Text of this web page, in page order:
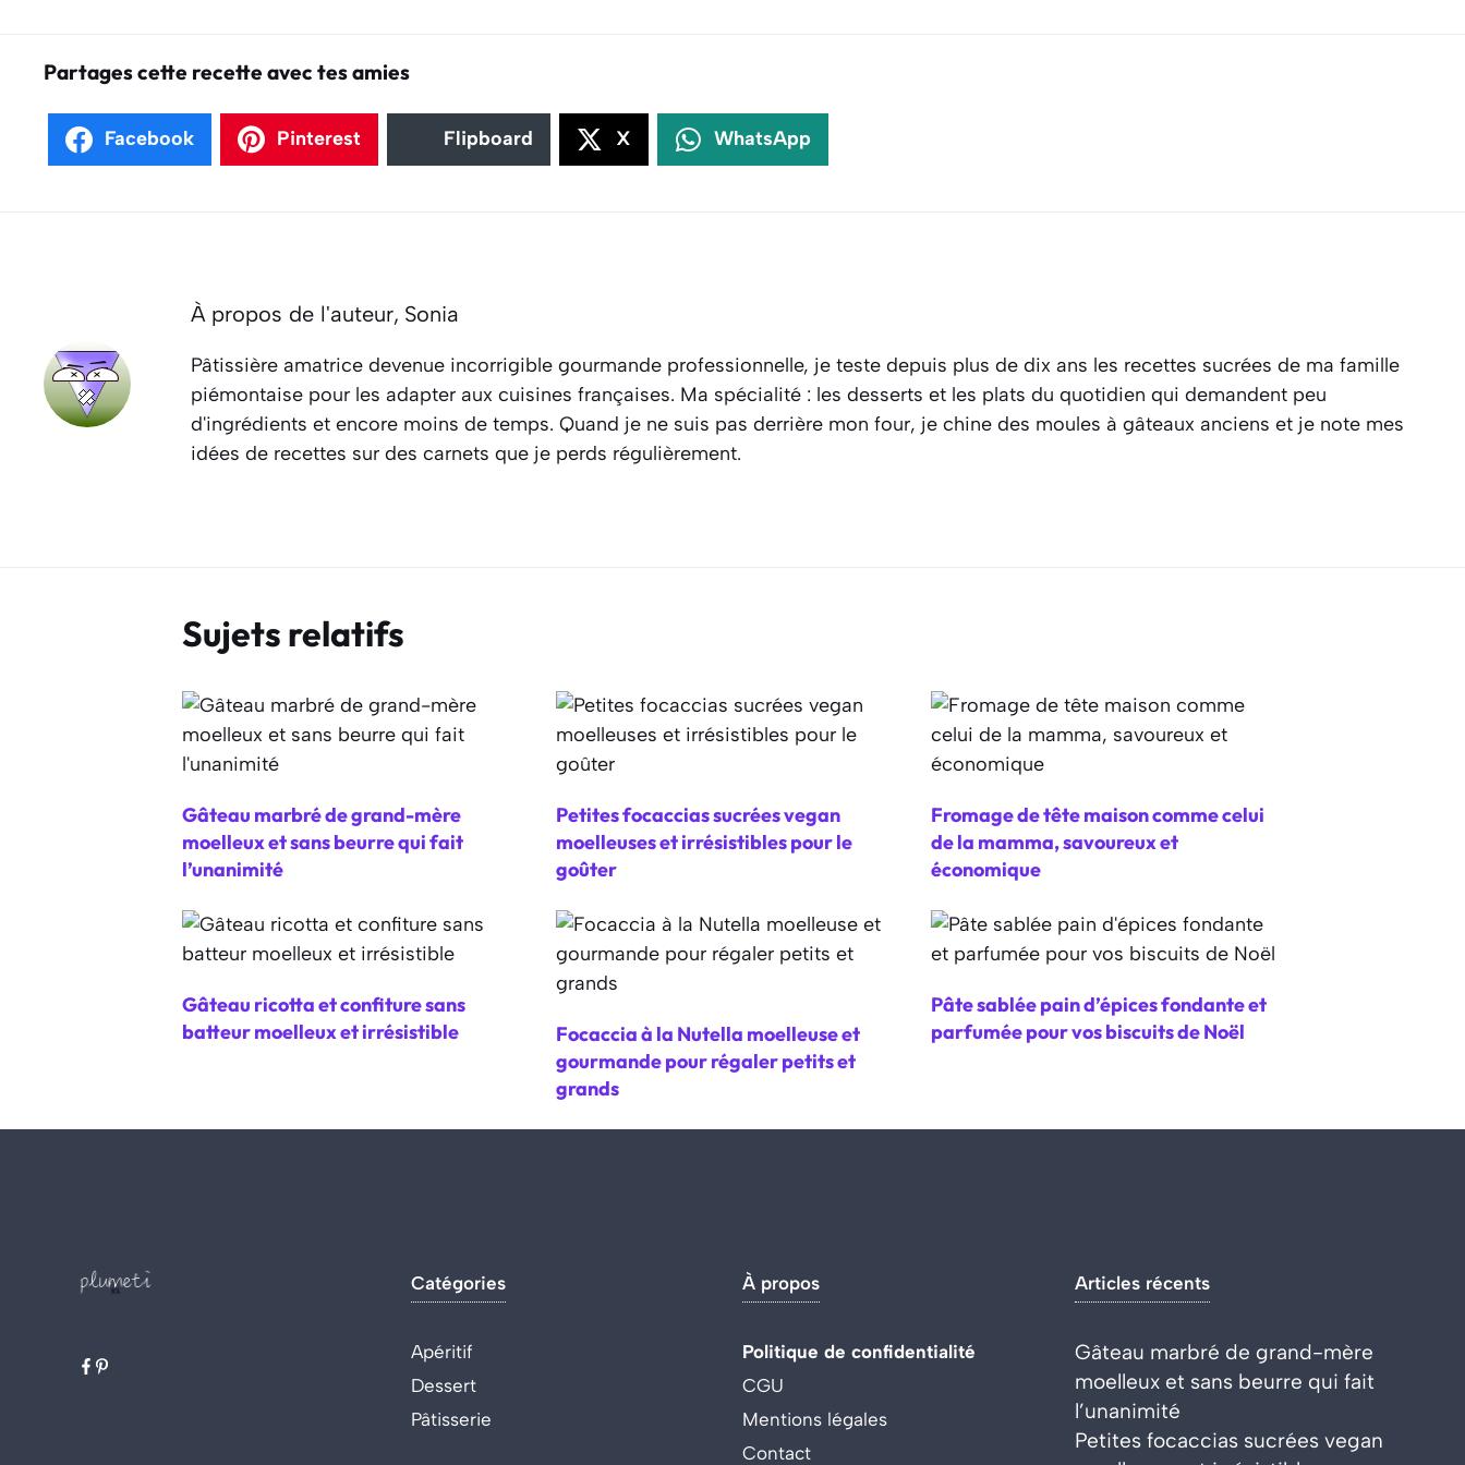
Partages cette recette avec tes amies
Facebook Pinterest Flipboard X WhatsApp
À propos de l'auteur, Sonia
Pâtissière amatrice devenue incorrigible gourmande professionnelle, je teste depuis plus de dix ans les recettes sucrées de ma famille
piémontaise pour les adapter aux cuisines françaises. Ma spécialité : les desserts et les plats du quotidien qui demandent peu
d'ingrédients et encore moins de temps. Quand je ne suis pas derrière mon four, je chine des moules à gâteaux anciens et je note mes
idées de recettes sur des carnets que je perds régulièrement.
Sujets relatifs
Gâteau marbré de grand-mère
moelleux et sans beurre qui fait
l’unanimité
Petites focaccias sucrées vegan
moelleuses et irrésistibles pour le
goûter
Fromage de tête maison comme celui
de la mamma, savoureux et
économique
Gâteau ricotta et confiture sans
batteur moelleux et irrésistible
Focaccia à la Nutella moelleuse et
gourmande pour régaler petits et
grands
Pâte sablée pain d’épices fondante et
parfumée pour vos biscuits de Noël
Catégories
Apéritif
Dessert
Pâtisserie
À propos
Politique de confidentialité
CGU
Mentions légales
Contact
Articles récents
Gâteau marbré de grand-mère
moelleux et sans beurre qui fait
l’unanimité
Petites focaccias sucrées vegan